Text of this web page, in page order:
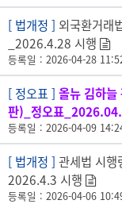
[ 법개정 ] 외국환거래
_2026.4.28 시행
등록일 : 2026-04-28
[ 정오표 ] 올뉴 김하
판)_정오표
등록일 : 2026-04-09
[ 법개정 ] 관세법 시행
2026.4.3 시행
등록일 : 2026-04-06